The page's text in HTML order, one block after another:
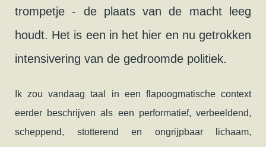
trompetje - de plaats van de macht leeg
houdt. Het is een in het hier en nu getrokken
intensivering van de gedroomde politiek.
Ik zou vandaag taal in een flapoogmatische context
eerder beschrijven als een performatief, verbeeldend,
scheppend, stotterend en ongrijpbaar lichaam,